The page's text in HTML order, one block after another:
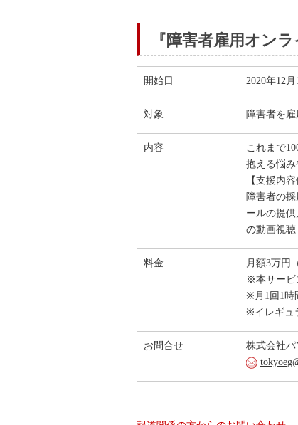
『障害者雇用オン
開始日 2020年12
対象 障害者を
内容
これまで
抱える悩
【支援内容
障害者の
ールの提
の動画視聴
料金
月額3万円
※本サービ
※月1回1時
※イレギュ
お問合せ
株式会社